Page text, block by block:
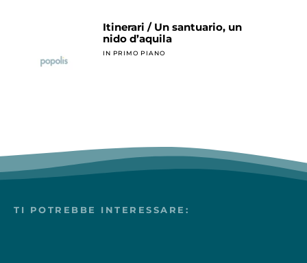
Itinerari / Un santuario, un
nido d’aquila
IN PRIMO PIANO
TI POTREBBE INTERESSARE: